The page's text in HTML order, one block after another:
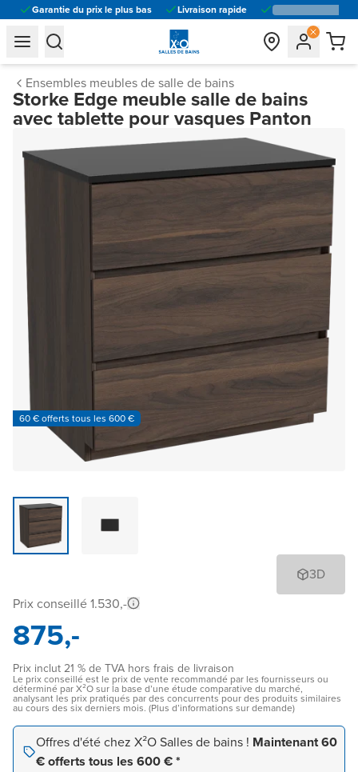
Garantie du prix le plus bas Livraison rapide
general.navigation.toggle_menu.label
general.navigation.toggle_menu.label
Ensembles meubles de salle de bains
Storke Edge meuble salle de bains
avec tablette pour vasques Panton
60 € offerts tous les 600 €
3D
Prix conseillé 1.530,-
875,-
Prix inclut 21 % de TVA hors frais de livraison
Le prix conseillé est le prix de vente recommandé par les fournisseurs ou
déterminé par X²O sur la base d’une étude comparative du marché,
analysant les prix pratiqués par des concurrents pour des produits similaires
au cours des six derniers mois. (Plus d’informations sur demande)
Offres d'été chez X²O Salles de bains ! Maintenant 60
€ offerts tous les 600 € *